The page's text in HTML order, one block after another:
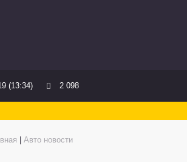
(13:34) 2 098
Авто новости